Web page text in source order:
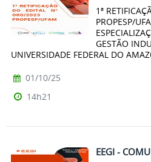
1ª
PROPESP/
GESTÃO
UNIVERSIDADE FEDERAL DO
01/10/25
14h21
EEGI -